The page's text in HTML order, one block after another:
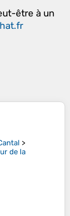
être à un
>
de la